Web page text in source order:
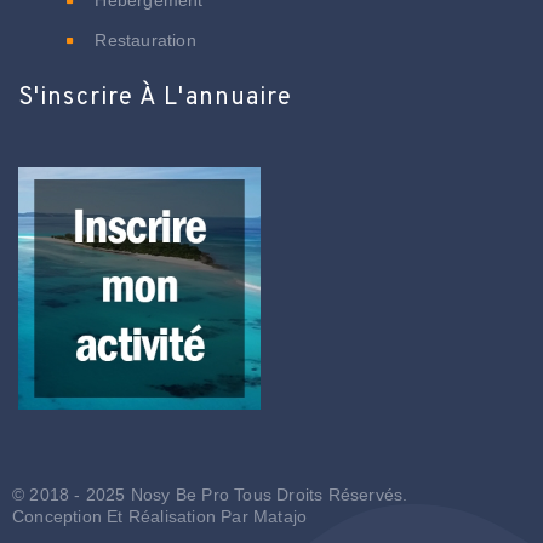
Restauration
S'inscrire À L'annuaire
© 2018 - 2025 Nosy Be Pro Tous Droits Réservés.
Conception Et Réalisation Par Matajo